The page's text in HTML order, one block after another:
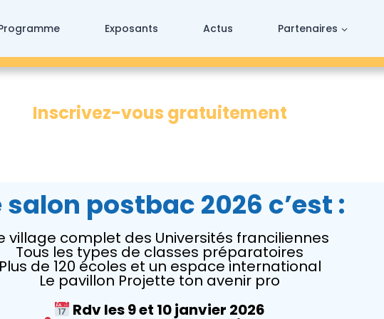
Exposants Actus Partenaires
Inscrivez-vous gratuitement
salon postbac 2026 c’est :
village complet des Universités franciliennes
Tous les types de classes préparatoires
Plus de 120 écoles et un espace international
Le pavillon Projette ton avenir pro
Rdv les 9 et 10 janvier 2026